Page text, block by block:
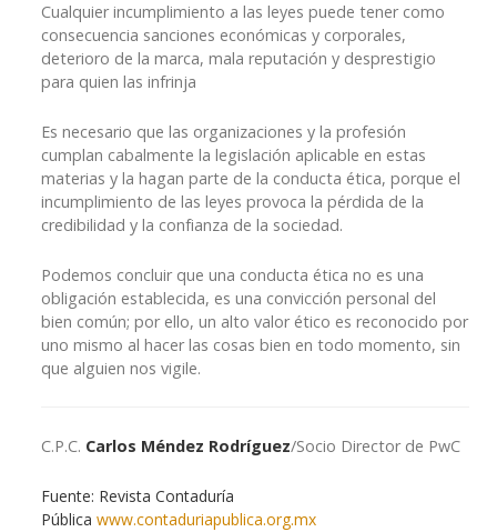
Cualquier incumplimiento a las leyes puede tener como
consecuencia sanciones económicas y corporales,
deterioro de la marca, mala reputación y desprestigio
para quien las infrinja
Es necesario que las organizaciones y la profesión
cumplan cabalmente la legislación aplicable en estas
materias y la hagan parte de la conducta ética, porque el
incumplimiento de las leyes provoca la pérdida de la
credibilidad y la confianza de la sociedad.
Podemos concluir que una conducta ética no es una
obligación establecida, es una convicción personal del
bien común; por ello, un alto valor ético es reconocido por
uno mismo al hacer las cosas bien en todo momento, sin
que alguien nos vigile.
C.P.C. Carlos Méndez Rodríguez/Socio Director de PwC
Fuente: Revista Contaduría
Pública www.contaduriapublica.org.mx